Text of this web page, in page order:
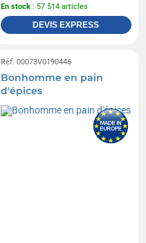
En stock : 57 514 articles
DEVIS EXPRESS
Réf. 00073V0190446
Bonhomme en pain
d'épices